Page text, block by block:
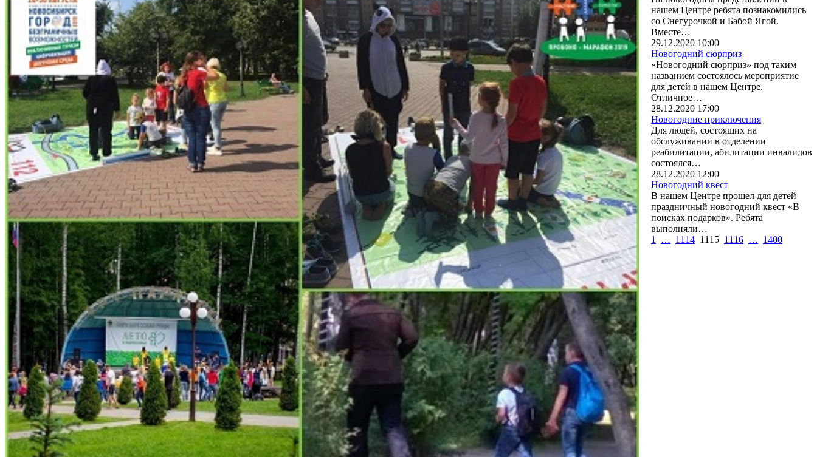
нашем Центре ребята познакомились
со Снегурочкой и Бабой Ягой.
Вместе…
29.12.2020 10:00
Новогодний сюрприз
«Новогодний сюрприз» под таким
названием состоялось мероприятие
для детей в нашем Центре.
Отличное…
28.12.2020 17:00
Новогодние приключения
Для людей, состоящих на
обслуживании в отделении
реабилитации, абилитации инвалидов
состоялся…
28.12.2020 12:00
Новогодний квест
В нашем Центре прошел для детей
праздничный новогодний квест «В
поисках подарков». Ребята
выполняли…
1
… 1114 1115 1116 … 1400